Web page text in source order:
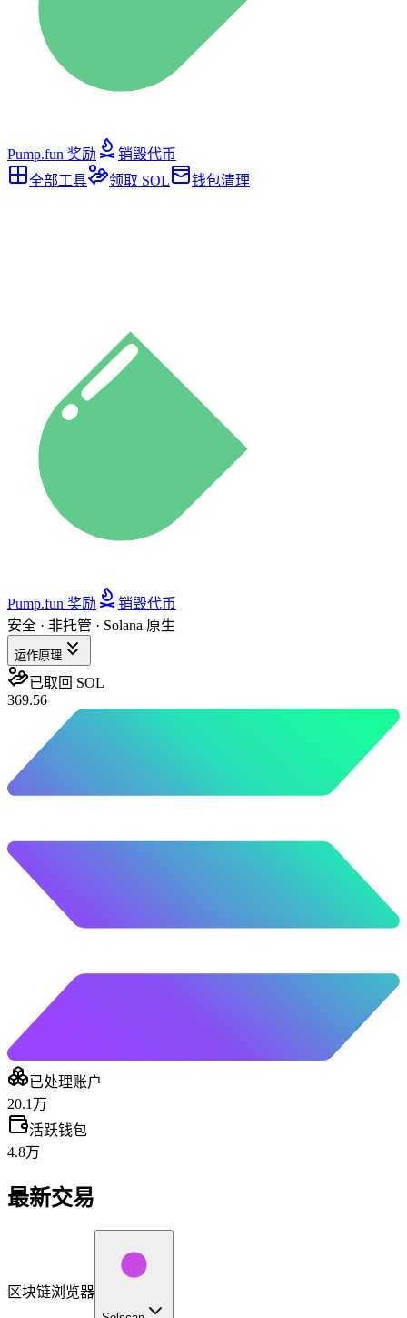
Pump.fun 奖励
销毁代币
全部工具
领取 SOL 钱包清理
Pump.fun 奖励
销毁代币
安全 · 非托管 · Solana 原生
运作原理
已取回 SOL
369.56
已处理账户
20.1万
活跃钱包
4.8万
最新交易
区块链浏览器